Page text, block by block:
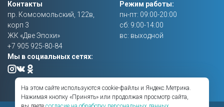
Контакты
пр. Комсомольский, 122в,
корп 3
ЖК «Две Эпохи»
+7 905 925-80-84
Мы в социальных сетях:
Режим работы:
пн-пт: 09:00-20:00
сб: 9:00-14:00
вс: выходной
На этом сайте используются cookie-файлы и Яндекс.Метрика.
Нажимая кнопку «Принять» или продолжая просмотр сайта,